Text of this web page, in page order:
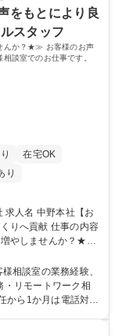
をもとにより良
スタッフ
んか？★≫ お客様のお声
談室でのお仕事です。
在宅OK
り
仕事の内容
やしませんか？★≫
で、窓口となるお客
に迅速かつ誠意をも
映しています。 【具
相談室の業務経験、
・リモートワーク相